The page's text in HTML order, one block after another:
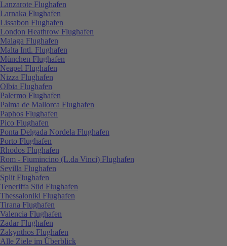
Lanzarote Flughafen
Larnaka Flughafen
Lissabon Flughafen
London Heathrow Flughafen
Malaga Flughafen
Malta Intl. Flughafen
München Flughafen
Neapel Flughafen
Nizza Flughafen
Olbia Flughafen
Palermo Flughafen
Palma de Mallorca Flughafen
Paphos Flughafen
Pico Flughafen
Ponta Delgada Nordela Flughafen
Porto Flughafen
Rhodos Flughafen
Rom - Fiumincino (L.da Vinci) Flughafen
Sevilla Flughafen
Split Flughafen
Teneriffa Süd Flughafen
Thessaloniki Flughafen
Tirana Flughafen
Valencia Flughafen
Zadar Flughafen
Zakynthos Flughafen
Alle Ziele im Überblick